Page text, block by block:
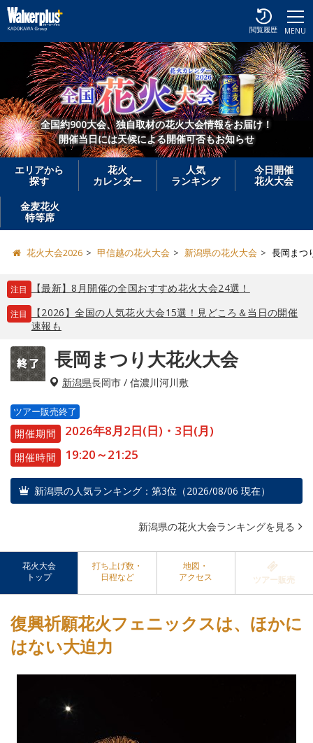
MENU
閲覧履歴
全国約900大会、独自取材の花火大会情報をお届け！
開催当日には天候による開催可否もお知らせ
エリアから
探す
花火
カレンダー
人気
ランキング
今日開催
花火大会
金麦花火
特等席
花火大会2026 甲信越の花火大会 新潟県の花火大会 長岡まつ
注目 【最新】8月開催の全国おすすめ花火大会24選！
注目
【2026】全国の人気花火大会15選！見どころ＆当日の開催
速報も
長岡まつり大花火大会
新潟県長岡市 / 信濃川河川敷
ツアー販売終了
開催期間 2026年8月2日(日)・3日(月)
開催時間 19:20～21:25
新潟県の人気ランキング：第3位（2026/08/06 現在）
新潟県の花火大会ランキングを見る
花火大会
トップ
打ち上げ数・
日程など
地図・
アクセス
ツアー販売
復興祈願花火フェニックスは、ほかに
はない大迫力